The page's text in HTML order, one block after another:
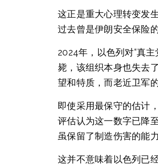
这正是重大心理转变发
过去曾是伊朗安全保险
2024年，以色列对“真
毙，该组织本身也失去
望和特质，而老近卫军
即使采用最保守的估计
评估认为这一数字已降
虽保留了制造伤害的能
这并不意味着以色列已